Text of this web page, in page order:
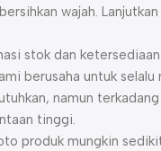
wajah.
stok dan
berusaha untuk
namun
tinggi.
produk mungkin